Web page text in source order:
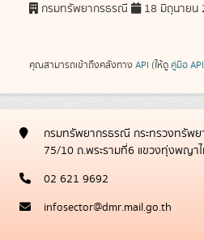
กรมทรัพยากรธรณี 18 มิถุนายน
คุณสามารถเข้าถึงคลังทาง API (ให้ดู คู่มือ API
กรมทรัพยากรธรณี กระทรวงทรัพย
75/10 ถ.พระรามที่6 แขวงทุ่งพญา
02 621 9692
infosector@dmr.mail.go.th